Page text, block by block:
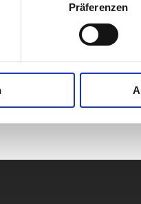
Präferenzen
buero@pv-solar.jetztzu
uns umgehend bei
Angebot.